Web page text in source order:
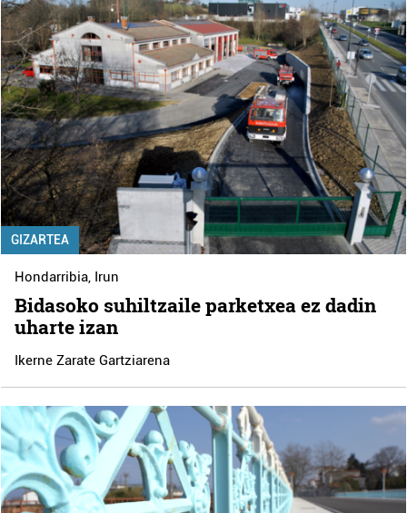
GIZARTEA
Hondarribia, Irun
Bidasoko suhiltzaile parketxea ez dadin
uharte izan
Ikerne Zarate Gartziarena